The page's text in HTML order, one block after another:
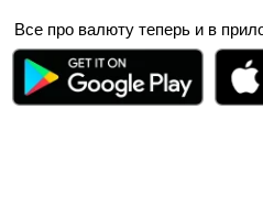
Все про валюту теперь и в